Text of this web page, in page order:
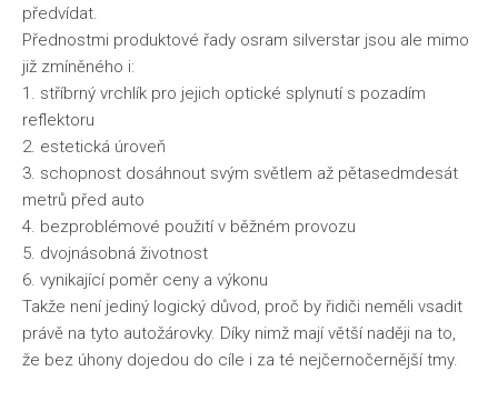
předvídat.
Přednostmi produktové řady osram silverstar jsou ale mimo
již zmíněného i:
1. stříbrný vrchlík pro jejich optické splynutí s pozadím
reflektoru
2. estetická úroveň
3. schopnost dosáhnout svým světlem až pětasedmdesát
metrů před auto
4. bezproblémové použití v běžném provozu
5. dvojnásobná životnost
6. vynikající poměr ceny a výkonu
Takže není jediný logický důvod, proč by řidiči neměli vsadit
právě na tyto autožárovky. Díky nimž mají větší naději na to,
že bez úhony dojedou do cíle i za té nejčernočernější tmy.